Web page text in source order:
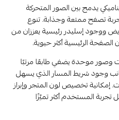
يدمج بين الصور المتحركة
تصفح ممتعة وجذابة. تنوع
ووجود إسليدر رئيسية يعززان من
الرئيسية أكثر حيوية.
موحدة يضفي طابعًا مرتبًا
وجود شريط المسار الذي يسهل
إمكانية تخصيص لون المتجر وإبراز
تجربة المستخدم أكثر تميّزًا